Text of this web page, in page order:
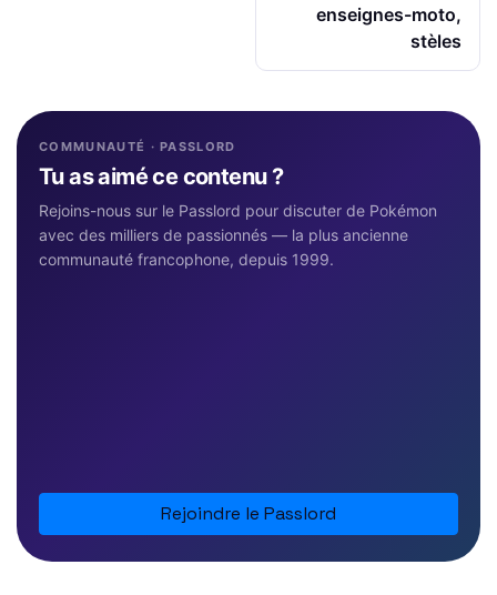
enseignes-moto,
stèles
COMMUNAUTÉ · PASSLORD
Tu as aimé ce contenu ?
Rejoins-nous sur le Passlord pour discuter de Pokémon
avec des milliers de passionnés — la plus ancienne
communauté francophone, depuis 1999.
Rejoindre le Passlord